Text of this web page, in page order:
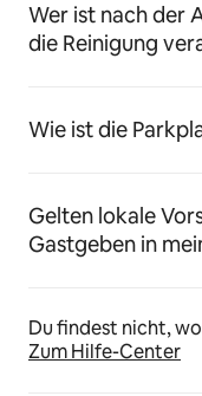
Wer ist nach der
die Reinigung
Wie ist die
Gelten lokale
Gastgeben in
Du findest nicht,
Zum Hilfe-Center